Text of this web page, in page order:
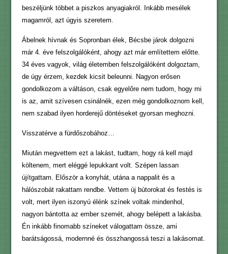
beszéljünk többet a piszkos anyagiakról. Inkább mesélek
magamról, azt úgyis szeretem.
Ábelnek hívnak és Sopronban élek, Bécsbe járok dolgozni
már 4. éve felszolgálóként, ahogy azt már említettem előtte.
34 éves vagyok, világ életemben felszolgálóként dolgoztam,
de úgy érzem, kezdek kicsit beleunni. Nagyon erősen
gondolkozom a váltáson, csak egyelőre nem tudom, hogy mi
is az, amit szívesen csinálnék, ezen még gondolkoznom kell,
nem szabad ilyen horderejű döntéseket gyorsan meghozni.
Visszatérve a fürdőszobához…
Miután megvettem ezt a lakást, tudtam, hogy rá kell majd
költenem, mert eléggé lepukkant volt. Szépen lassan
újítgattam. Először a konyhát, utána a nappalit és a
hálószobát rakattam rendbe. Vettem új bútorokat és festés is
volt, mert ilyen iszonyú élénk színek voltak mindenhol,
nagyon bántotta az ember szemét, ahogy belépett a lakásba.
Én inkább finomabb színeket válogattam össze, ami
barátságossá, modernné és összhangossá teszi a lakásomat.